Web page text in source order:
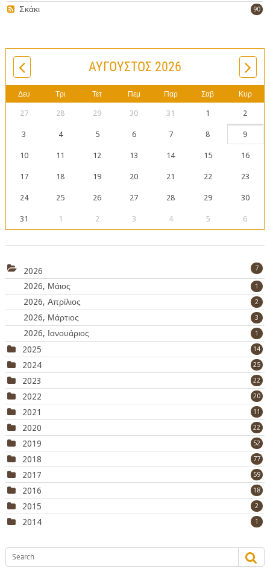
90
Σκάκι
ΑΎΓΟΥΣΤΟΣ 2026
Δευ Τρι Τετ Πεμ Παρ Σαβ Κυρ
27 28 29 30 31 1 2
3 4 5 6 7 8 9
10 11 12 13 14 15 16
17 18 19 20 21 22 23
24 25 26 27 28 29 30
31 1 2 3 4 5 6
2026 7
2026, Μάιος 1
2026, Απρίλιος 2
2026, Μάρτιος 3
2026, Ιανουάριος 1
2025 14
2024 25
2023 22
2022 20
2021 11
2020 22
2019 52
2018 77
2017 59
2016 18
2015 2
2014 1